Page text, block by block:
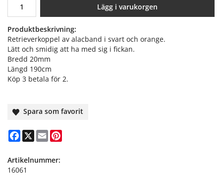
Lägg i varukorgen
Produktbeskrivning:
Retrieverkoppel av alacband i svart och orange.
Lätt och smidig att ha med sig i fickan.
Bredd 20mm
Längd 190cm
Köp 3 betala för 2.
Spara som favorit
Facebook
X Email
Artikelnummer:
16061